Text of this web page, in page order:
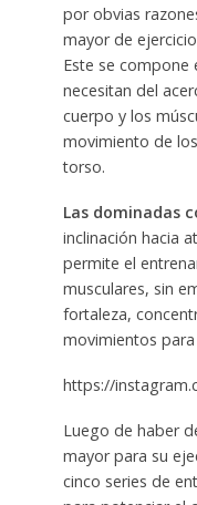
por obvias
mayor de
Este se compone
necesitan del
cuerpo y los
movimiento de
torso.
Las dominadas
inclinación hacia
permite el
musculares, sin
fortaleza,
movimientos
https://
Luego de haber
mayor para su
cinco series de